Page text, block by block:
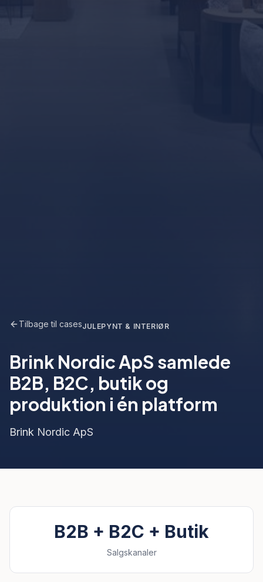
Tilbage til casesJULEPYNT & INTERIØR
Brink Nordic ApS samlede
B2B, B2C, butik og
produktion i én platform
Brink Nordic ApS
B2B + B2C + Butik
Salgskanaler